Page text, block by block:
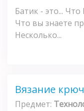
Батик - это...
Что вы знаете
Несколько...
Вязание
Предмет: